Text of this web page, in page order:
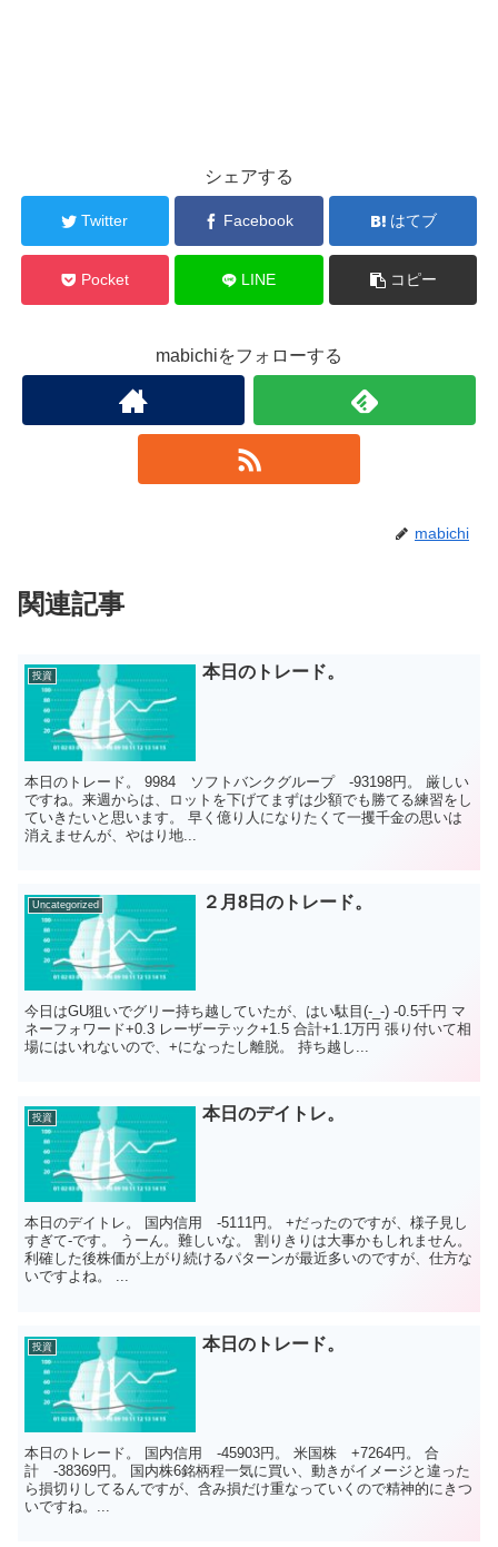
シェアする
Twitter Facebook はてブ
Pocket LINE コピー
mabichiをフォローする
mabichi
関連記事
投資 本日のトレード。
本日のトレード。 9984 ソフトバンクグループ -93198円。 厳しい
ですね。来週からは、ロットを下げてまずは少額でも勝てる練習をし
ていきたいと思います。 早く億り人になりたくて一攫千金の思いは
消えませんが、やはり地...
Uncategorized ２月8日のトレード。
今日はGU狙いでグリー持ち越していたが、はい駄目(-_-) -0.5千円 マ
ネーフォワード+0.3 レーザーテック+1.5 合計+1.1万円 張り付いて相
場にはいれないので、+になったし離脱。 持ち越し...
投資 本日のデイトレ。
本日のデイトレ。 国内信用 -5111円。 +だったのですが、様子見し
すぎて-です。 うーん。難しいな。 割りきりは大事かもしれません。
利確した後株価が上がり続けるパターンが最近多いのですが、仕方な
いですよね。 ...
投資 本日のトレード。
本日のトレード。 国内信用 -45903円。 米国株 +7264円。 合
計 -38369円。 国内株6銘柄程一気に買い、動きがイメージと違った
ら損切りしてるんですが、含み損だけ重なっていくので精神的にきつ
いですね。...